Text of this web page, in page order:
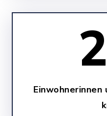
Einwohnerinnen